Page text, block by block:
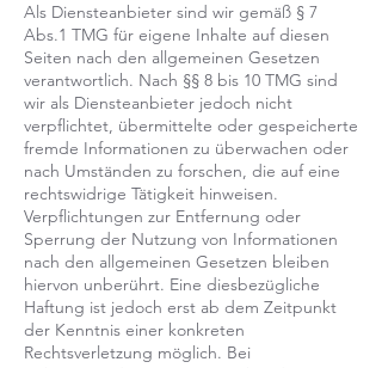
Als Diensteanbieter sind wir gemäß § 7
Abs.1 TMG für eigene Inhalte auf diesen
Seiten nach den allgemeinen Gesetzen
verantwortlich. Nach §§ 8 bis 10 TMG sind
wir als Diensteanbieter jedoch nicht
verpflichtet, übermittelte oder gespeicherte
fremde Informationen zu überwachen oder
nach Umständen zu forschen, die auf eine
rechtswidrige Tätigkeit hinweisen.
Verpflichtungen zur Entfernung oder
Sperrung der Nutzung von Informationen
nach den allgemeinen Gesetzen bleiben
hiervon unberührt. Eine diesbezügliche
Haftung ist jedoch erst ab dem Zeitpunkt
der Kenntnis einer konkreten
Rechtsverletzung möglich. Bei